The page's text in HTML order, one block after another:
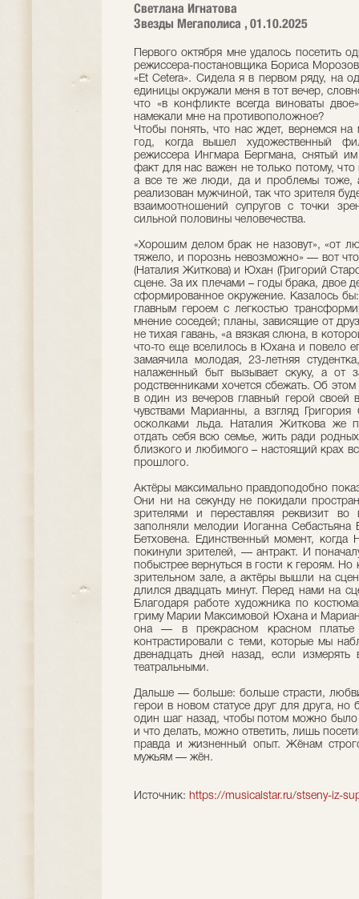
Светлана Игнатова
Звезды Мегаполиса , 01.10.2025
Первого октября мне удалось посетить
режиссера-постановщика Бориса
«Et Cetera». Сидела я в первом ряду, на
единицы окружали меня в тот вечер,
что «в конфликте всегда виноваты
намекали мне на противоположное?
Чтобы понять, что нас ждет, вернемся
год, когда вышел художественный
режиссера Ингмара Бергмана, снятый
факт для нас важен не только потому,
а все те же люди, да и проблемы тоже,
реализован мужчиной, так что зрителя
взаимоотношений супругов с точки
сильной половины человечества.
«Хорошим делом брак не назовут», «от
тяжело, и порознь невозможно» — вот
(Наталия Житкова) и Юхан (Григорий
сцене. За их плечами – годы брака, двое
сформированное окружение. Казалось
главным героем с легкостью
мнение соседей; планы, зависящие от
не тихая гавань, «а вязкая слюна, в
что-то еще вселилось в Юхана и повело
замаячила молодая, 23-летняя
налаженный быт вызывает скуку, а от
родственниками хочется сбежать. Об этом
в один из вечеров главный герой своей
чувствами Марианны, а взгляд Григория
осколками льда. Наталия Житкова же
отдать себя всю семье, жить ради
близкого и любимого – настоящий крах
прошлого.
Актёры максимально правдоподобно
Они ни на секунду не покидали
зрителями и переставляя реквизит
заполняли мелодии Иоганна
Бетховена. Единственный момент,
покинули зрителей, — антракт. И
побыстрее вернуться в гости к героям. Но
зрительном зале, а актёры вышли на
длился двадцать минут. Перед нами на
Благодаря работе художника по
гриму Марии Максимовой Юхана и
она — в прекрасном красном
контрастировали с теми, которые мы
двенадцать дней назад, если
театральными.
Дальше — больше: больше страсти,
герои в новом статусе друг для друга,
один шаг назад, чтобы потом можно было
и что делать, можно ответить, лишь
правда и жизненный опыт. Жёнам
мужьям — жён.
Источник: https://musicalstar.ru/stseny-iz-